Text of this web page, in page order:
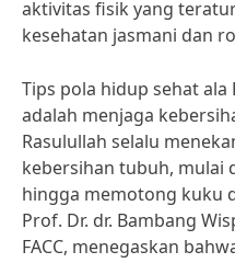
aktivitas fisik yang
kesehatan jasmani dan
Tips pola hidup sehat ala
adalah menjaga
Rasulullah selalu
kebersihan tubuh, mulai
hingga memotong kuku
Prof. Dr. dr. Bambang
FACC, menegaskan